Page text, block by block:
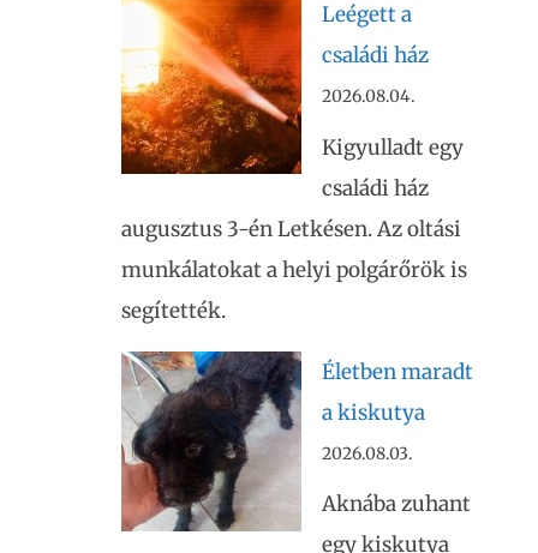
Leégett a
családi ház
2026.08.04.
Kigyulladt egy
családi ház
augusztus 3-én Letkésen. Az oltási
munkálatokat a helyi polgárőrök is
segítették.
Életben maradt
a kiskutya
2026.08.03.
Aknába zuhant
egy kiskutya